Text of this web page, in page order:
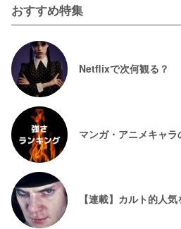
おすすめ特集
Netflixで次何観る？
マンガ・アニメキャ
【連載】カルト的人